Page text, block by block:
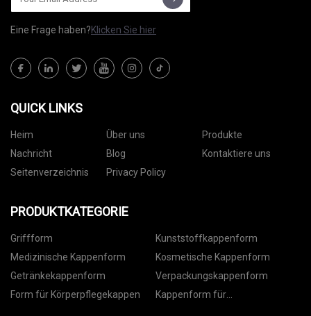
Eine Frage haben?Klicken Sie hier
QUICK LINKS
Heim Über uns
Produkte
Nachricht
Blog
Kontaktiere uns
Seitenverzeichnis
Privacy Policy
PRODUKTKATEGORIE
Griffform
Kunststoffkappenform
Medizinische Kappenform
Kosmetische Kappenform
Getränkekappenform
Verpackungskappenform
Form für Körperpflegekappen
Kappenform für